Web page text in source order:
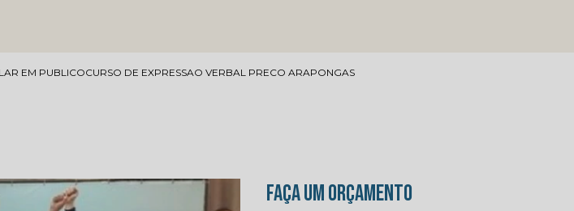
EM PUBLICOCURSO DE EXPRESSAO VERBAL PRECO ARAPONGAS
FAÇA UM ORÇAMENTO